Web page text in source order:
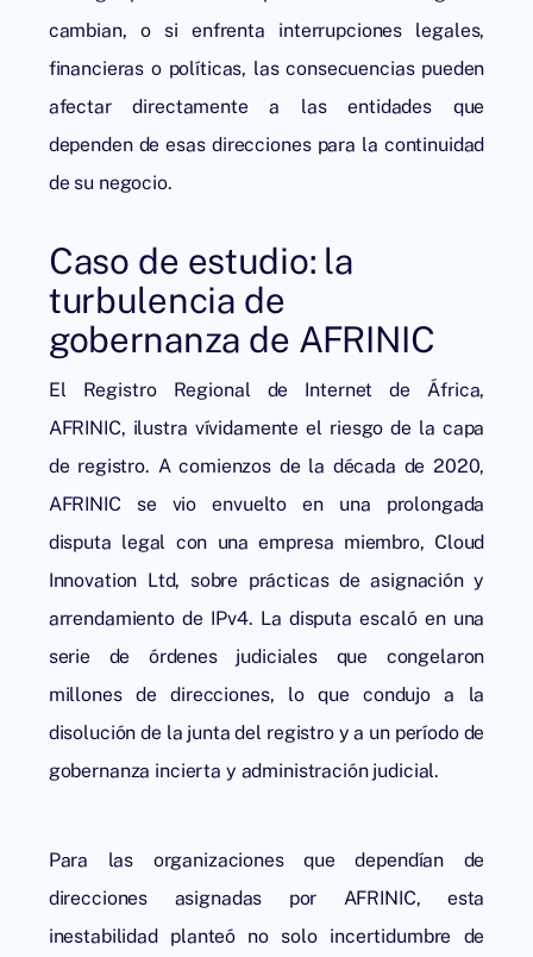
cambian, o si enfrenta interrupciones legales,
financieras o políticas, las consecuencias pueden
afectar directamente a las entidades que
dependen de esas direcciones para la continuidad
de su negocio.
Caso de estudio: la
turbulencia de
gobernanza de AFRINIC
El Registro Regional de Internet de África,
AFRINIC, ilustra vívidamente el riesgo de la capa
de registro. A comienzos de la década de 2020,
AFRINIC se vio envuelto en una prolongada
disputa legal con una empresa miembro, Cloud
Innovation Ltd, sobre prácticas de asignación y
arrendamiento de IPv4. La disputa escaló en una
serie de órdenes judiciales que congelaron
millones de direcciones, lo que condujo a la
disolución de la junta del registro y a un período de
gobernanza incierta y administración judicial.
Para las organizaciones que dependían de
direcciones asignadas por AFRINIC, esta
inestabilidad planteó no solo incertidumbre de